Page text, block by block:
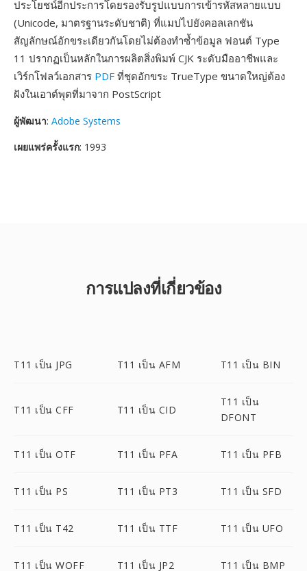
ประโยชน์อีกประการโดยรองรับรูปแบบการเข้ารหัสหลายแบบ
(Unicode, มาตรฐานระดับชาติ) ที่แมปไปยังคอลเลกชัน
สัญลักษณ์อักขระเดียวกันโดยไม่ต้องทำซ้ำข้อมูล ฟอนต์ Type
11 ปรากฏเป็นหลักในการผลิตสิ่งพิมพ์ CJK ระดับมืออาชีพและ
เวิร์กโฟลว์เอกสาร PDF ที่ชุดอักขระ TrueType ขนาดใหญ่ต้อง
ฝังในเอาต์พุตที่มาจาก PostScript
ผู้พัฒนา: Adobe Systems
เผยแพร่ครั้งแรก: 1993
การแปลงที่เกี่ยวข้อง
T11 เป็น JPG T11 เป็น AFM T11 เป็น BIN
T11 เป็น CFF T11 เป็น CID
T11 เป็น
DFONT
T11 เป็น OTF T11 เป็น PFA T11 เป็น PFB
T11 เป็น PS T11 เป็น PT3 T11 เป็น SFD
T11 เป็น T42 T11 เป็น TTF T11 เป็น UFO
T11 เป็น WOFF T11 เป็น JP2 T11 เป็น BMP